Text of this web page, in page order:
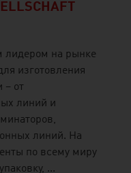
лидером на рынке
изготовления
– от
линий и
линий. На
по всему миру
...